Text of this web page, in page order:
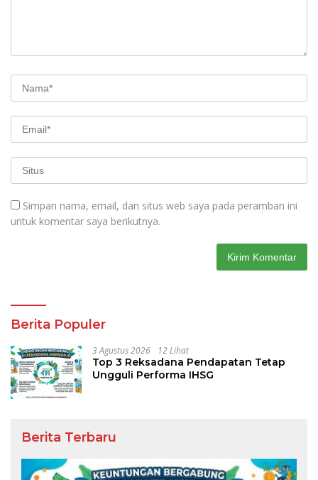
Simpan nama, email, dan situs web saya pada peramban ini
untuk komentar saya berikutnya.
Berita Populer
3 Agustus 2026 12 Lihat
Top 3 Reksadana Pendapatan Tetap
Ungguli Performa IHSG
Berita Terbaru